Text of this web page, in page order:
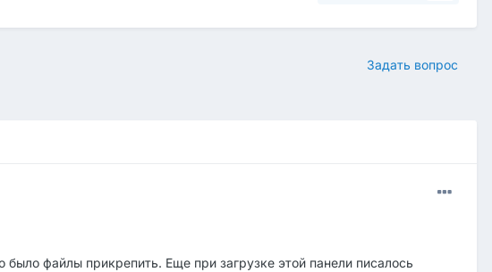
Задать вопрос
файлы прикрепить. Еще при загрузке этой панели писалось